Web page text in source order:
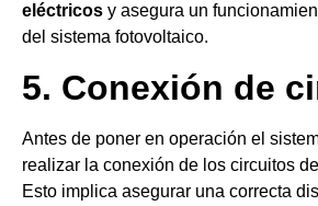
eléctricos y asegura un
del sistema fotovoltaico.
5. Conexión de
Antes de poner en operación el
realizar la conexión de los circuitos
Esto implica asegurar una correcta